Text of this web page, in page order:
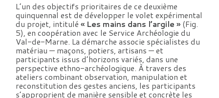
L’un des objectifs prioritaires de ce deuxième
quinquennal est de développer le volet expérimental
du projet, intitulé « Les mains dans l’argile » (Fig.
5), en coopération avec le Service Archéologie du
Val-de-Marne. La démarche associe spécialistes du
matériau — maçons, potiers, artisans — et
participants issus d’horizons variés, dans une
perspective ethno-archéologique. À travers des
ateliers combinant observation, manipulation et
reconstitution des gestes anciens, les participants
s’approprient de manière sensible et concrète les